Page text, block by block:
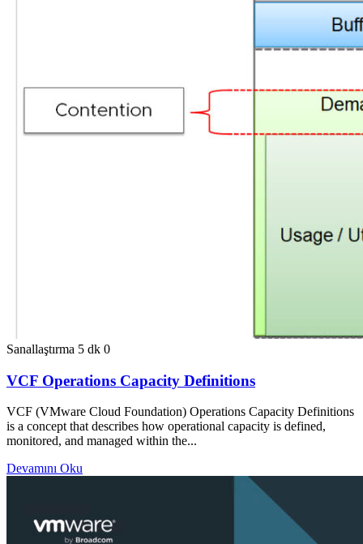
Sanallaştırma 5 dk 0
VCF Operations Capacity Definitions
VCF (VMware Cloud Foundation) Operations Capacity Definitions
is a concept that describes how operational capacity is defined,
monitored, and managed within the...
Devamını Oku